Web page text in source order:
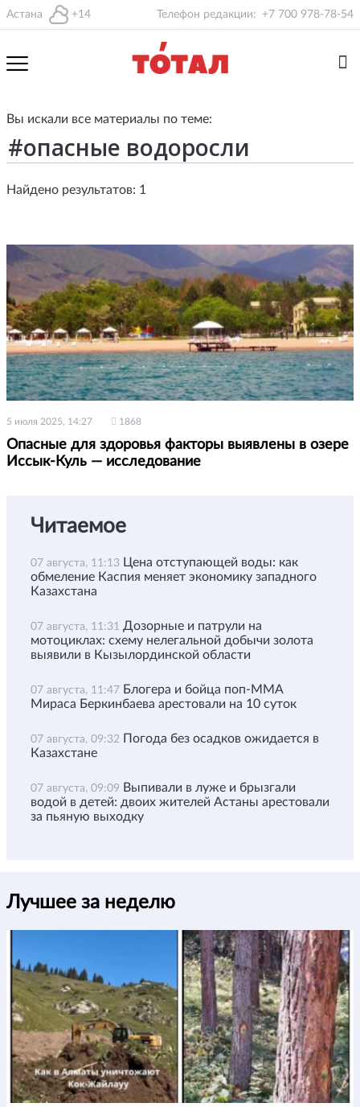
Астана +14 Телефон редакции: +7 700 978-78-54
Вы искали все материалы по теме:
Найдено результатов: 1
5 июля 2025, 14:27 1868
Опасные для здоровья факторы выявлены в озере
Иссык-Куль — исследование
Читаемое
07 августа, 11:13 Цена отступающей воды: как
обмеление Каспия меняет экономику западного
Казахстана
07 августа, 11:31 Дозорные и патрули на
мотоциклах: схему нелегальной добычи золота
выявили в Кызылординской области
07 августа, 11:47 Блогера и бойца поп-ММА
Мираса Беркинбаева арестовали на 10 суток
07 августа, 09:32 Погода без осадков ожидается в
Казахстане
07 августа, 09:09 Выпивали в луже и брызгали
водой в детей: двоих жителей Астаны арестовали
за пьяную выходку
Лучшее за неделю